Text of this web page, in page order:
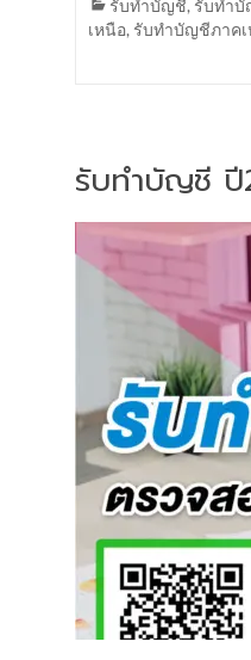
รับทำบัญชี, รับทำบั
เหนือ, รับทำบัญชีภาค
รับทำบัญชี ปี